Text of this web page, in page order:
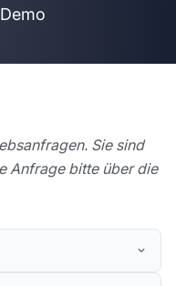
Sie sind
Anfrage bitte über die